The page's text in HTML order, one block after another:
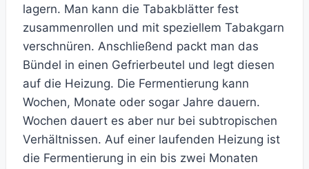
lagern. Man kann die Tabakblätter fest
zusammenrollen und mit speziellem Tabakgarn
verschnüren. Anschließend packt man das
Bündel in einen Gefrierbeutel und legt diesen
auf die Heizung. Die Fermentierung kann
Wochen, Monate oder sogar Jahre dauern.
Wochen dauert es aber nur bei subtropischen
Verhältnissen. Auf einer laufenden Heizung ist
die Fermentierung in ein bis zwei Monaten